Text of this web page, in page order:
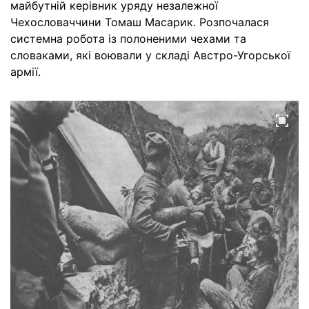
майбутній керівник уряду незалежної
Чехословаччини Томаш Масарик. Розпочалася
системна робота із полоненими чехами та
словаками, які воювали у складі Австро-Угорської
армії.